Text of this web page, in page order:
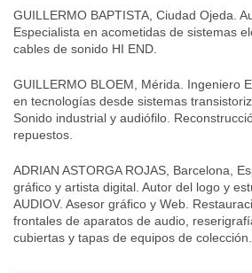
GUILLERMO BAPTISTA, Ciudad Ojeda.
Especialista en acometidas de sistemas
cables de sonido HI END.
GUILLERMO BLOEM, Mérida. Ingeniero
en tecnologías desde sistemas
Sonido industrial y audiófilo.
repuestos.
ADRIAN ASTORGA ROJAS, Barcelona,
gráfico y artista digital. Autor del logo y
AUDIOV. Asesor gráfico y Web.
frontales de aparatos de audio,
cubiertas y tapas de equipos de colección.